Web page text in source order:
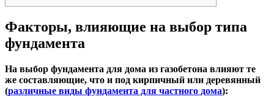
Факторы, влияющие на выбор типа
фундамента
На выбор фундамента для дома из газобетона влияют те
же составляющие, что и под кирпичный или деревянный
(различные виды фундамента для частного дома):